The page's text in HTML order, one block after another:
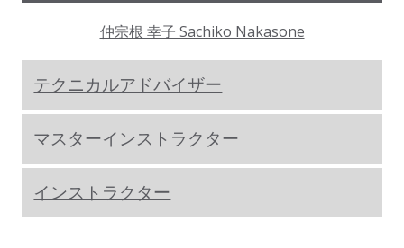
仲宗根 幸子 Sachiko Nakasone
テクニカルアドバイザー
マスターインストラクター
インストラクター